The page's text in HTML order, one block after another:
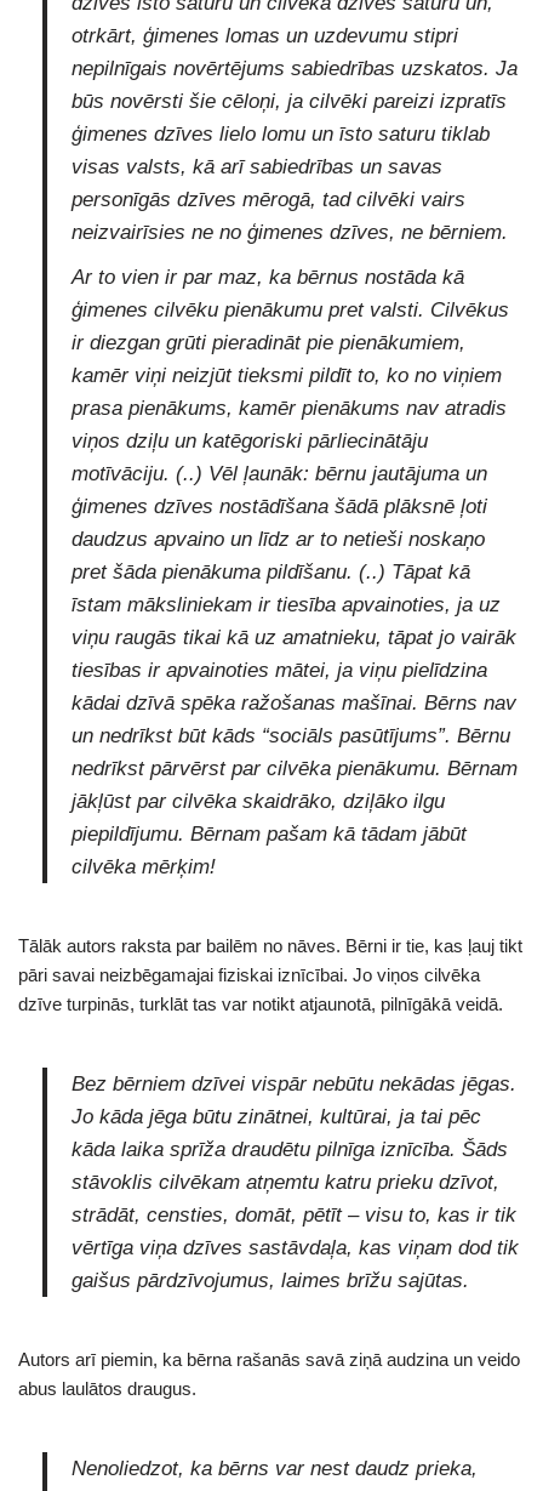
otrkārt, ģimenes lomas un uzdevumu stipri
nepilnīgais novērtējums sabiedrības uzskatos. Ja
būs novērsti šie cēloņi, ja cilvēki pareizi izpratīs
ģimenes dzīves lielo lomu un īsto saturu tiklab
visas valsts, kā arī sabiedrības un savas
personīgās dzīves mērogā, tad cilvēki vairs
neizvairīsies ne no ģimenes dzīves, ne bērniem.
Ar to vien ir par maz, ka bērnus nostāda kā
ģimenes cilvēku pienākumu pret valsti. Cilvēkus
ir diezgan grūti pieradināt pie pienākumiem,
kamēr viņi neizjūt tieksmi pildīt to, ko no viņiem
prasa pienākums, kamēr pienākums nav atradis
viņos dziļu un katēgoriski pārliecinātāju
motīvāciju. (..) Vēl ļaunāk: bērnu jautājuma un
ģimenes dzīves nostādīšana šādā plāksnē ļoti
daudzus apvaino un līdz ar to netieši noskaņo
pret šāda pienākuma pildīšanu. (..) Tāpat kā
īstam māksliniekam ir tiesība apvainoties, ja uz
viņu raugās tikai kā uz amatnieku, tāpat jo vairāk
tiesības ir apvainoties mātei, ja viņu pielīdzina
kādai dzīvā spēka ražošanas mašīnai. Bērns nav
un nedrīkst būt kāds “sociāls pasūtījums”. Bērnu
nedrīkst pārvērst par cilvēka pienākumu. Bērnam
jākļūst par cilvēka skaidrāko, dziļāko ilgu
piepildījumu. Bērnam pašam kā tādam jābūt
cilvēka mērķim!
Tālāk autors raksta par bailēm no nāves. Bērni ir tie, kas ļauj tikt
pāri savai neizbēgamajai fiziskai iznīcībai. Jo viņos cilvēka
dzīve turpinās, turklāt tas var notikt atjaunotā, pilnīgākā veidā.
Bez bērniem dzīvei vispār nebūtu nekādas jēgas.
Jo kāda jēga būtu zinātnei, kultūrai, ja tai pēc
kāda laika sprīža draudētu pilnīga iznīcība. Šāds
stāvoklis cilvēkam atņemtu katru prieku dzīvot,
strādāt, censties, domāt, pētīt – visu to, kas ir tik
vērtīga viņa dzīves sastāvdaļa, kas viņam dod tik
gaišus pārdzīvojumus, laimes brīžu sajūtas.
Autors arī piemin, ka bērna rašanās savā ziņā audzina un veido
abus laulātos draugus.
Nenoliedzot, ka bērns var nest daudz prieka,